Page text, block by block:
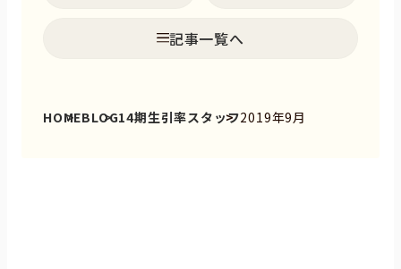
記事一覧へ
HOMEBLOG14期生引率スタッフ2019年9月